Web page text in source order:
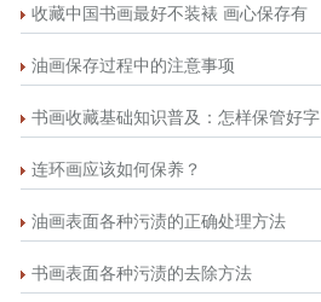
收藏中国书画最好不装裱 画心保存有
油画保存过程中的注意事项
书画收藏基础知识普及：怎样保管好字
连环画应该如何保养？
油画表面各种污渍的正确处理方法
书画表面各种污渍的去除方法